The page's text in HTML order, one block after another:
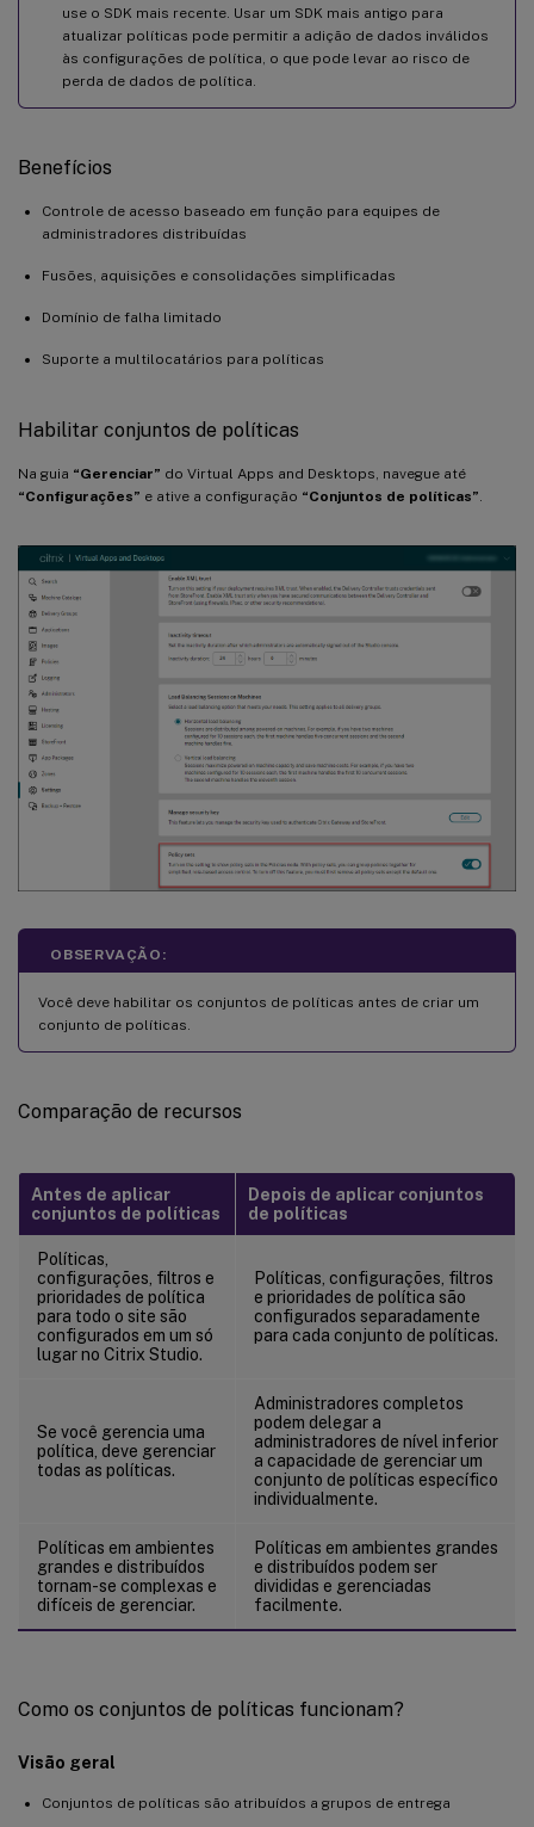
use o SDK mais recente. Usar um SDK mais antigo para
atualizar políticas pode permitir a adição de dados inválidos
às configurações de política, o que pode levar ao risco de
perda de dados de política.
Benefícios
Controle de acesso baseado em função para equipes de
administradores distribuídas
Fusões, aquisições e consolidações simplificadas
Domínio de falha limitado
Suporte a multilocatários para políticas
Habilitar conjuntos de políticas
Na guia “Gerenciar” do Virtual Apps and Desktops, navegue até
“Configurações” e ative a configuração “Conjuntos de políticas”
OBSERVAÇÃO:
Você deve habilitar os conjuntos de políticas antes de criar um
conjunto de políticas.
Comparação de recursos
Antes de aplicar
conjuntos de políticas
Depois de aplicar conjuntos
de políticas
Políticas,
configurações, filtros e
prioridades de política
para todo o site são
configurados em um só
lugar no Citrix Studio.
Políticas, configurações, filtros
e prioridades de política são
configurados separadamente
para cada conjunto de políticas.
Se você gerencia uma
política, deve gerenciar
todas as políticas.
Administradores completos
podem delegar a
administradores de nível inferior
a capacidade de gerenciar um
conjunto de políticas específico
individualmente.
Políticas em ambientes
grandes e distribuídos
tornam-se complexas e
difíceis de gerenciar.
Políticas em ambientes grandes
e distribuídos podem ser
divididas e gerenciadas
facilmente.
Como os conjuntos de políticas funcionam?
Visão geral
Conjuntos de políticas são atribuídos a grupos de entrega